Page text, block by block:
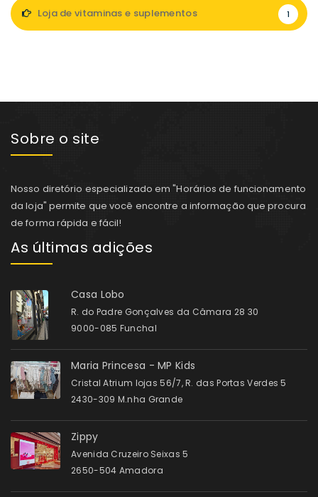
Loja de vitaminas e suplementos 1
Sobre o site
Nosso diretório especializado em "Horários de funcionamento
da loja" permite que você encontre a informação que procura
de forma rápida e fácil!
As últimas adições
Casa Lobo
R. do Padre Gonçalves da Câmara 28 30
9000-085 Funchal
Maria Princesa - MP Kids
Cristal Atrium lojas 56/7, R. das Portas Verdes 5
2430-309 M.nha Grande
Zippy
Avenida Cruzeiro Seixas 5
2650-504 Amadora